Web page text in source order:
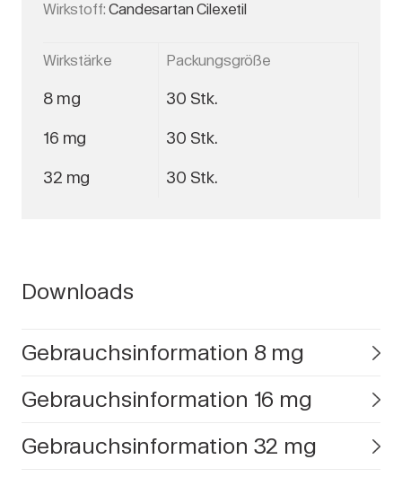
Wirkstoff: Candesartan Cilexetil
Wirkstärke Packungsgröße
8 mg 30 Stk.
16 mg 30 Stk.
32 mg 30 Stk.
Downloads
Gebrauchsinformation 8 mg
Gebrauchsinformation 16 mg
Gebrauchsinformation 32 mg